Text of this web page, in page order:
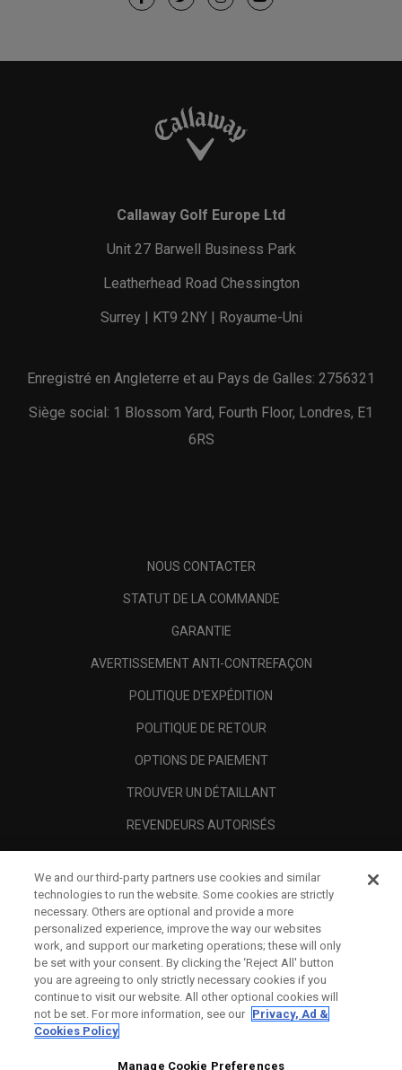
Callaway Golf Europe Ltd
Unit 27 Barwell Business Park
Leatherhead Road Chessington
Surrey | KT9 2NY | Royaume-Uni
Enregistré en Angleterre et au Pays de Galles: 2756321
Siège social: 1 Blossom Yard, Fourth Floor, Londres, E1
6RS
NOUS CONTACTER
STATUT DE LA COMMANDE
GARANTIE
AVERTISSEMENT ANTI-CONTREFAÇON
POLITIQUE D'EXPÉDITION
POLITIQUE DE RETOUR
OPTIONS DE PAIEMENT
TROUVER UN DÉTAILLANT
REVENDEURS AUTORISÉS
A PROPOS
MENTIONS LÉGALES
We and our third-party partners use cookies and similar
technologies to run the website. Some cookies are strictly
necessary. Others are optional and provide a more
personalized experience, improve the way our websites
work, and support our marketing operations; these will only
be set with your consent. By clicking the ‘Reject All' button
you are agreeing to only strictly necessary cookies if you
continue to visit our website. All other optional cookies will
not be set. For more information, see our Privacy, Ad &
Cookies Policy
Manage Cookie Preferences